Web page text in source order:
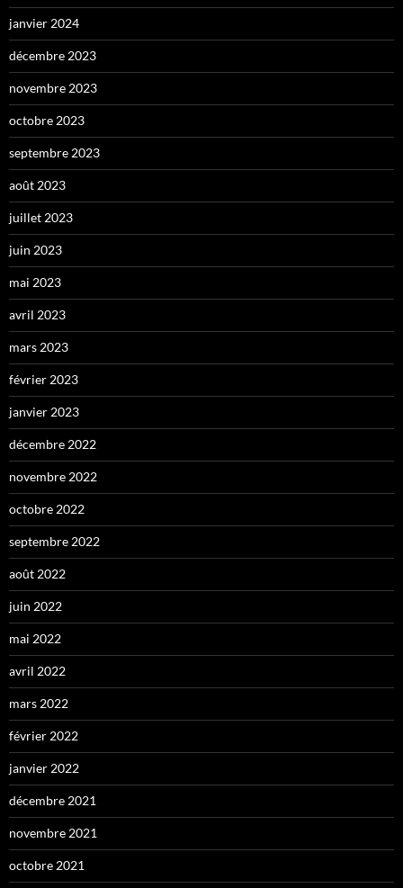
janvier 2024
décembre 2023
novembre 2023
octobre 2023
septembre 2023
août 2023
juillet 2023
juin 2023
mai 2023
avril 2023
mars 2023
février 2023
janvier 2023
décembre 2022
novembre 2022
octobre 2022
septembre 2022
août 2022
juin 2022
mai 2022
avril 2022
mars 2022
février 2022
janvier 2022
décembre 2021
novembre 2021
octobre 2021